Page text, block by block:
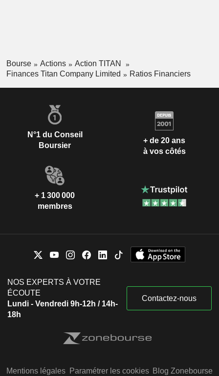
Bourse Actions
Action TITAN
Finances Titan Company Limited
Ratios Financiers
N°1 du Conseil
Boursier
+ de 20 ans
à vos côtés
+ 1 300 000
membres
NOS EXPERTS À VOTRE
ÉCOUTE
Lundi - Vendredi 9h-12h / 14h-
18h
Contactez-nous
Mentions légales Paramétrer les cookies Blog Zonebourse